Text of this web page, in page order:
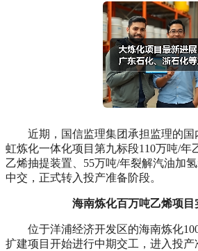
近期，国信监理集团承担监理的
虹炼化一体化项目第九标段110万吨/年
乙烯抽提装置、55万吨/年裂解汽油加
中交，正式转入投产准备阶段。
海南炼化百万吨乙烯项目
位于洋浦经济开发区的海南炼化
扩建项目开始进行中期交工，进入投